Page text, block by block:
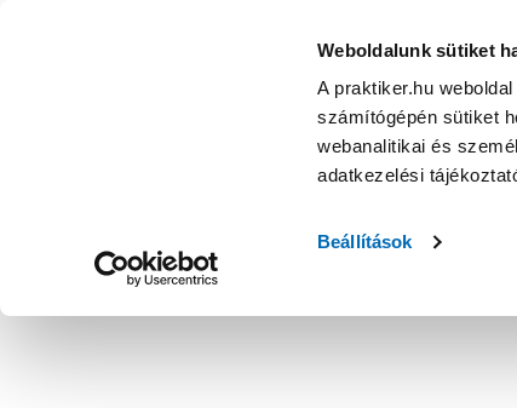
Weboldalunk sütiket
A praktiker.hu
számítógépén sütiket
webanalitikai és
adatkezelési
Beállítások